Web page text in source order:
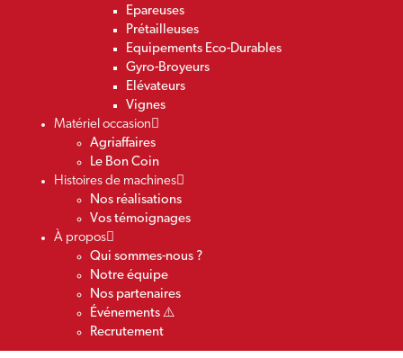
Epareuses
Prétailleuses
Equipements Eco-Durables
Gyro-Broyeurs
Elévateurs
Vignes
Matériel occasion
Agriaffaires
Le Bon Coin
Histoires de machines
Nos réalisations
Vos témoignages
À propos
Qui sommes-nous ?
Notre équipe
Nos partenaires
Événements ⚠️
Recrutement